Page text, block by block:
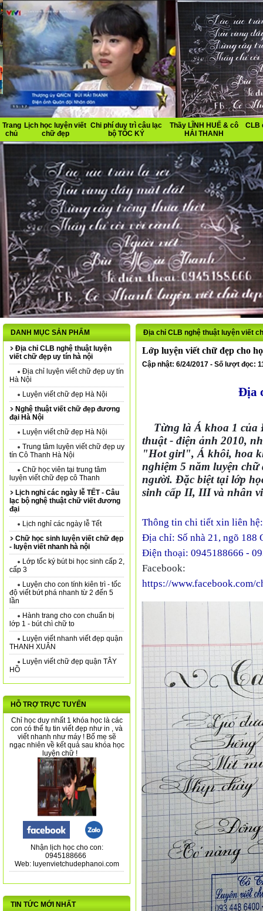
Trang
chủ
Lịch học luyện viết
chữ đẹp
Chi phí duy trì câu lạc
bộ TỐC KÝ
Thầy LĨNH HUẾ & cô
HẢI THANH
CLB
DANH MỤC SẢN PHẨM
Địa chỉ CLB nghệ thuật luyện
viết chữ đẹp uy tín hà nội
Địa chỉ luyện viết chữ đẹp uy tín
Hà Nội
Luyện viết chữ đẹp Hà Nội
Nghệ thuật viết chữ đẹp đương
đại Hà Nội
Luyện viết chữ đẹp Hà Nội
Trung tâm luyện viết chữ đẹp uy
tín Cô Thanh Hà Nội
Chữ học viên tại trung tâm
luyện viết chữ đẹp cô Thanh
Lịch nghỉ các ngày lễ TẾT - Câu
lạc bộ nghệ thuật chữ viết đương
đại
Lịch nghỉ các ngày lễ Tết
Chữ học sinh luyện viết chữ đẹp
- luyện viết nhanh hà nội
Lớp tốc ký bút bi học sinh cấp 2,
cấp 3
Luyện cho con tính kiên trì - tốc
độ viết bứt phá nhanh từ 2 đến 5
lần
Hành trang cho con chuẩn bị
lớp 1 - bút chì chữ to
Luyện viết nhanh viết đẹp quận
THANH XUÂN
Luyện viết chữ đẹp quận TÂY
HỒ
HỖ TRỢ TRỰC TUYẾN
Chỉ học duy nhất 1 khóa học là các
con có thể tụ tin viết đẹp như in , và
viết nhanh như máy ! Bố mẹ sẽ
ngạc nhiên về kết quả sau khóa học
luyện chữ !
Nhận lịch học cho con:
0945188666
Web: luyenvietchudephanoi.com
TIN TỨC MỚI NHẤT
Địa chỉ CLB nghệ thuật luyện viết
Lớp luyện viết chữ đẹp cho
Cập nhật: 6/24/2017 - Số lượt đọc:
Địa
Từng là Á khoa 1 của
thuật - điện ảnh 2010,
"Hot girl", Á khôi, hoa
nghiệm 5 năm luyện
người. Đặc biệt tại lớp
sinh cấp II, III và nhân
Thông tin chi tiết xin liên hệ:
Địa chỉ: Số nhà 21, ngõ 188
Điện thoại: 0945188666 -
Facebook:
https://www.facebook.com/